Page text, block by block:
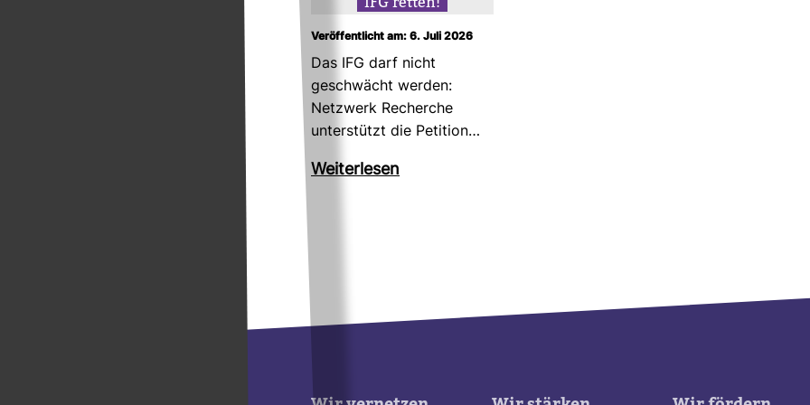
Veröffentlicht am: 6. Juli 2026
Das IFG darf nicht
geschwächt werden:
Netz­werk Recherche
unter­stützt die Peti­tion…
Wei­ter­lesen